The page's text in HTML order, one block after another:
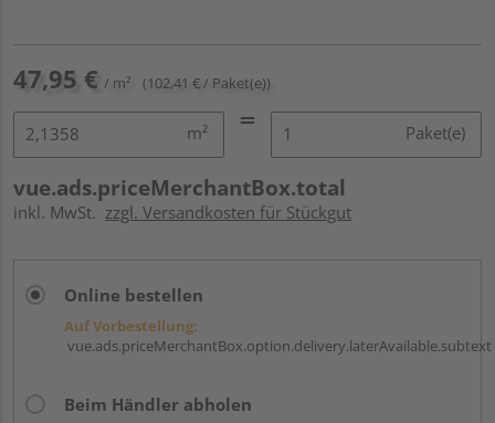
47,95 € / m² (102,41 € / Paket(e))
m² Paket(e)
vue.ads.priceMerchantBox.total
inkl. MwSt. zzgl. Versandkosten für Stückgut
Online bestellen
Auf Vorbestellung:
vue.ads.priceMerchantBox.option.delivery.laterAvailable.subtext
Beim Händler abholen